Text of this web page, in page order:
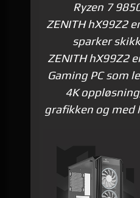
Ryzen 7
ZENITH hX99Z2
sparker
ZENITH hX99Z2
Gaming PC som
4K
grafikken og med